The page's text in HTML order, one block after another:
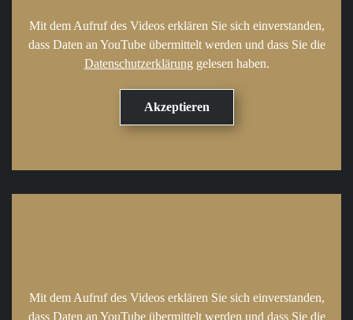
Mit dem Aufruf des Videos erklären Sie sich einverstanden,
dass Daten an YouTube übermittelt werden und dass Sie die
Datenschutzerklärung gelesen haben.
Mit dem Aufruf des Videos erklären Sie sich einverstanden,
dass Daten an YouTube übermittelt werden und dass Sie die